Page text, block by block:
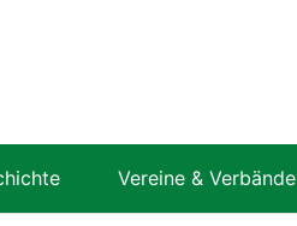
Vereine & Verbände